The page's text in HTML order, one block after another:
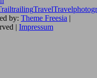
trailingTravel
by: Theme Freesia |
| Impressum